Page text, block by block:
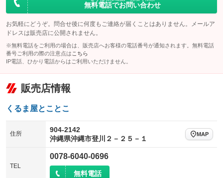
無料電話でお問い合わせ
お気軽にどうぞ。問合せ後に何度もご連絡が届くことはありません。メールア
ドレスは販売店に公開されません。
※無料電話をご利用の場合は、販売店へお客様の電話番号が通知されます。無料電話
番号ご利用の際の注意点は こちら
IP電話、ひかり電話からはご利用いただけません。
販売店情報
くるま屋とことこ
住所
904-2142
沖縄県沖縄市登川２－２５－１
MAP
TEL
0078-6040-0696
無料電話